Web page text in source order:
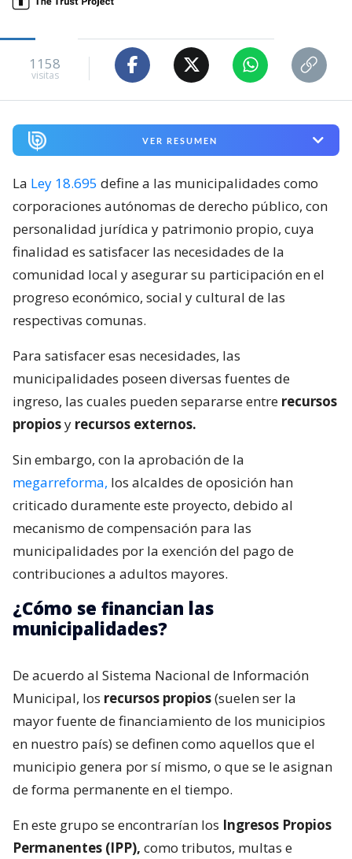
1158
visitas
VER RESUMEN
La Ley 18.695 define a las municipalidades como
corporaciones autónomas de derecho público, con
personalidad jurídica y patrimonio propio, cuya
finalidad es satisfacer las necesidades de la
comunidad local y asegurar su participación en el
progreso económico, social y cultural de las
respectivas comunas.
Para satisfacer esas necesidades, las
municipalidades poseen diversas fuentes de
ingreso, las cuales pueden separarse entre recursos
propiosy recursos externos.
Sin embargo, con la aprobación de la
megarreforma, los alcaldes de oposición han
criticado duramente este proyecto, debido al
mecanismo de compensación para las
municipalidades por la exención del pago de
contribuciones a adultos mayores.
¿Cómo se financian las
municipalidades?
De acuerdo al Sistema Nacional de Información
Municipal, los recursos propios(suelen ser la
mayor fuente de financiamiento de los municipios
en nuestro país) se definen como aquellos que el
municipio genera por sí mismo, o que se le asignan
de forma permanente en el tiempo.
En este grupo se encontrarían los Ingresos Propios
Permanentes (IPP), como tributos, multas e